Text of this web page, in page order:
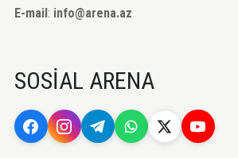
E-mail: info@arena.az
SOSİAL ARENA